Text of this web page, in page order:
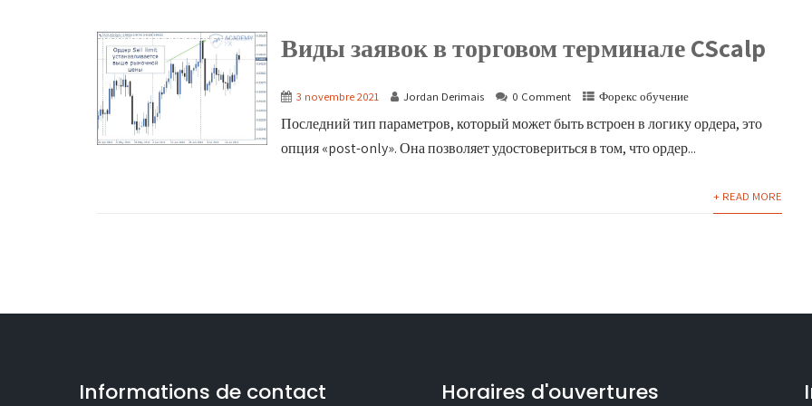
Виды заявок в торговом терминале CScalp
3 novembre 2021 Jordan Derimais 0 Comment Форекс обучение
Последний тип параметров, который может быть встроен в логику ордера, это
опция «post-only». Она позволяет удостовериться в том, что ордер...
+ READ MORE
Informations de contact Horaires d'ouvertures